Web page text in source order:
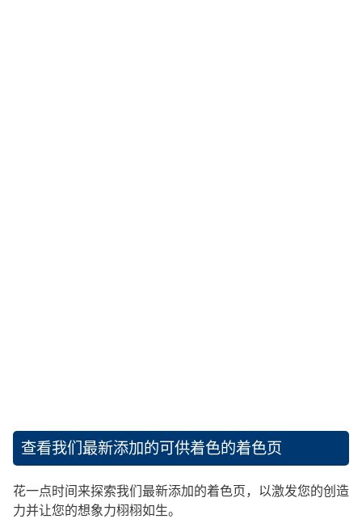
查看我们最新添加的可供着色的着色页
花一点时间来探索我们最新添加的着色页，以激发您的创造
力并让您的想象力栩栩如生。